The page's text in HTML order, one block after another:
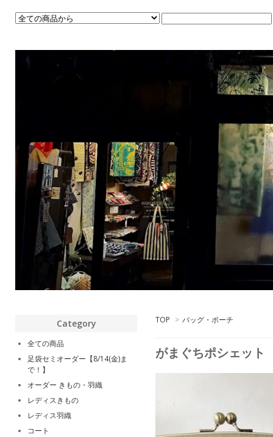
TOP > バッグ・ポーチ
がまぐちポシェッ
Category
全ての商品
足袋セミオーダー【8/14(金)ま
で！】
オーダー きもの・羽織
レディスきもの
レディス羽織
コート